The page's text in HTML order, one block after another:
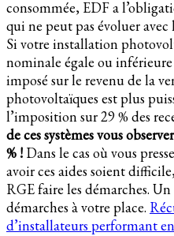
consommée, EDF a
qui ne peut pas évoluer avec
Si votre installation
nominale égale ou inférieure
imposé sur le revenu de la
photovoltaïques est plus
l’imposition sur 29 % des
de ces systèmes vous
% ! Dans le cas où vous
avoir ces aides soient
RGE faire les démarches.
démarches à votre place.
d’installateurs performant